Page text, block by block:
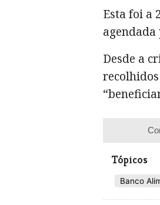
Esta foi a
Desde a
Tópicos
Banco